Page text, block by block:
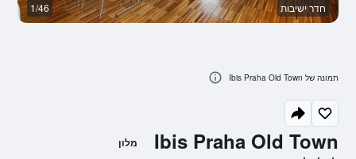
Ibis Praha Old Town מלון
חדר ישיבות 1/46
תמונה של Ibis Praha Old Town